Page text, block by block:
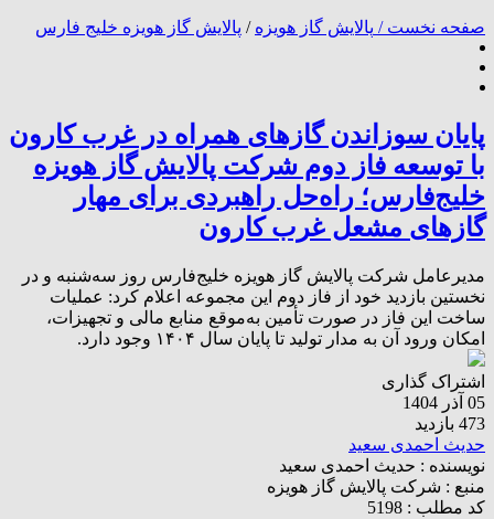
صفحه نخست / پالایش گاز هویزه / پالایش گاز هویزه خلیج فارس
پایان سوزاندن گازهای همراه در غرب کارون
با توسعه فاز دوم شرکت پالایش گاز هویزه
خلیج‌فارس؛ راه‌حل راهبردی برای مهار
گازهای مشعل غرب کارون
مدیرعامل شرکت پالایش گاز هویزه خلیج‌فارس روز سه‌شنبه و در
نخستین بازدید خود از فاز دوم این مجموعه اعلام کرد: عملیات
ساخت این فاز در صورت تأمین به‌موقع منابع مالی و تجهیزات،
امکان ورود آن به مدار تولید تا پایان سال ۱۴۰۴ وجود دارد.
اشتراک گذاری
05 آذر 1404
473 بازدید
حدیث احمدی سعید
نویسنده : حدیث احمدی سعید
منبع : شرکت پالایش گاز هویزه
کد مطلب : 5198